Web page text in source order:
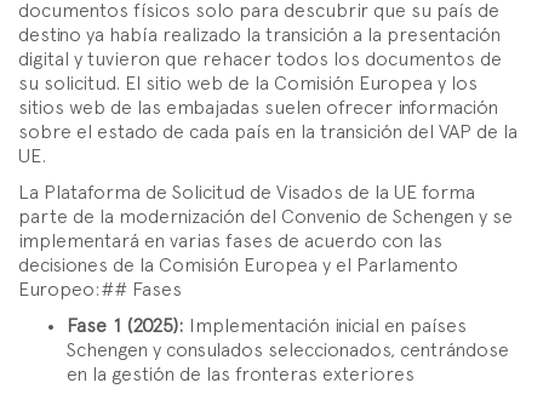
documentos físicos solo para descubrir que su país de
destino ya había realizado la transición a la presentación
digital y tuvieron que rehacer todos los documentos de
su solicitud. El sitio web de la Comisión Europea y los
sitios web de las embajadas suelen ofrecer información
sobre el estado de cada país en la transición del VAP de la
UE.
La Plataforma de Solicitud de Visados de la UE forma
parte de la modernización del Convenio de Schengen y se
implementará en varias fases de acuerdo con las
decisiones de la Comisión Europea y el Parlamento
Europeo:## Fases
Fase 1 (2025): Implementación inicial en países
Schengen y consulados seleccionados, centrándose
en la gestión de las fronteras exteriores